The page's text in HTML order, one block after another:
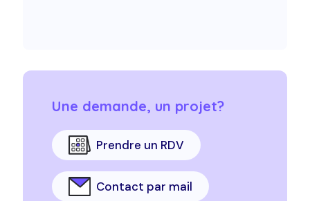
Une demande, un projet?
Prendre un RDV
Contact par mail